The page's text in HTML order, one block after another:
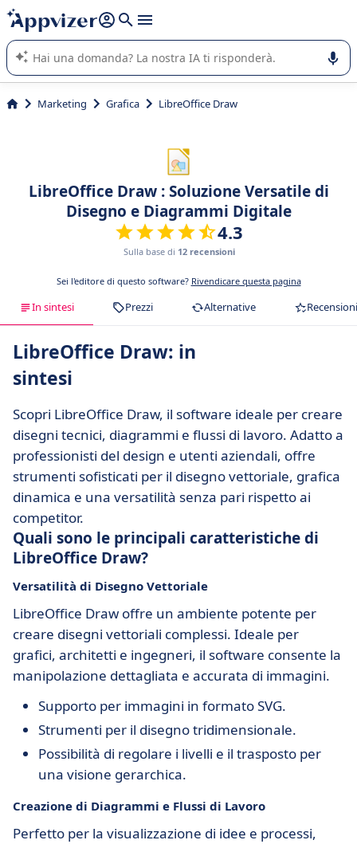
righe con
shift + enter
L'IA di Appvizer vi guida nell'utilizzo o nella scelta di un
software SaaS per la vostra azienda.
Marketing Grafica LibreOffice Draw
LibreOffice Draw : Soluzione Versatile di
Disegno e Diagrammi Digitale
4.3
Sulla base di 12 recensioni
Sei l'editore di questo software? Rivendicare questa pagina
In sintesi Prezzi Alternative Recensioni
LibreOffice Draw: in
sintesi
Scopri LibreOffice Draw, il software ideale per creare
disegni tecnici, diagrammi e flussi di lavoro. Adatto a
professionisti del design e utenti aziendali, offre
strumenti sofisticati per il disegno vettoriale, grafica
dinamica e una versatilità senza pari rispetto ai
competitor.
Quali sono le principali caratteristiche di
LibreOffice Draw?
Versatilità di Disegno Vettoriale
LibreOffice Draw offre un ambiente potente per
creare disegni vettoriali complessi. Ideale per
grafici, architetti e ingegneri, il software consente la
manipolazione dettagliata e accurata di immagini.
Supporto per immagini in formato SVG.
Strumenti per il disegno tridimensionale.
Possibilità di regolare i livelli e il trasposto per
una visione gerarchica.
Creazione di Diagrammi e Flussi di Lavoro
Perfetto per la visualizzazione di idee e processi,